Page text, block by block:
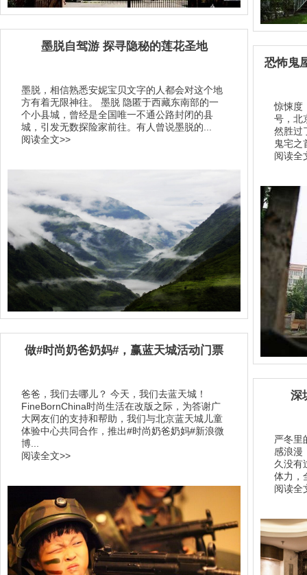
墨脱自驾游 探寻隐秘的莲花圣地
墨脱，相信熟悉安妮宝贝文字的人都会对这个地
方有着无限神往。 墨脱 隐匿于西藏东南部的一
个小县城，曾经是全国唯一不通公路封闭的县
城，引发无数探险家前往。有人曾说墨脱的...
阅读全文>>
恐怖鬼
惊悚
号，北
然胜过
鬼宅之
阅读全
做#时尚奶爸奶妈#，赢蓝天城活动门票
爸爸，我们去哪儿？ 今天，我们去蓝天城！
FineBornChina时尚生活在改版之际，为答谢广
大网友们的支持和帮助，我们与北京蓝天城儿童
体验中心共同合作，推出#时尚奶爸奶妈#新浪微
博...
阅读全文>>
深
严冬里
感浪漫
久没有
体力，
阅读全